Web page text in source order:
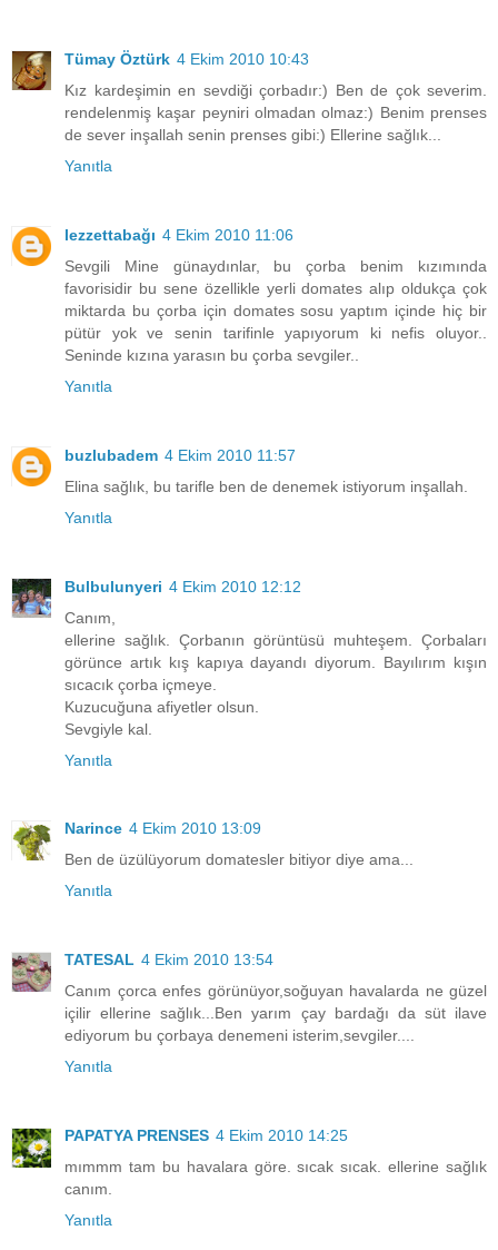
Tümay Öztürk 4 Ekim 2010 10:43
Kız kardeşimin en sevdiği çorbadır:) Ben de çok severim.
rendelenmiş kaşar peyniri olmadan olmaz:) Benim prenses
de sever inşallah senin prenses gibi:) Ellerine sağlık...
Yanıtla
lezzettabağı 4 Ekim 2010 11:06
Sevgili Mine günaydınlar, bu çorba benim kızımında
favorisidir bu sene özellikle yerli domates alıp oldukça çok
miktarda bu çorba için domates sosu yaptım içinde hiç bir
pütür yok ve senin tarifinle yapıyorum ki nefis oluyor..
Seninde kızına yarasın bu çorba sevgiler..
Yanıtla
buzlubadem 4 Ekim 2010 11:57
Elina sağlık, bu tarifle ben de denemek istiyorum inşallah.
Yanıtla
Bulbulunyeri 4 Ekim 2010 12:12
Canım,
ellerine sağlık. Çorbanın görüntüsü muhteşem. Çorbaları
görünce artık kış kapıya dayandı diyorum. Bayılırım kışın
sıcacık çorba içmeye.
Kuzucuğuna afiyetler olsun.
Sevgiyle kal.
Yanıtla
Narince 4 Ekim 2010 13:09
Ben de üzülüyorum domatesler bitiyor diye ama...
Yanıtla
TATESAL 4 Ekim 2010 13:54
Canım çorca enfes görünüyor,soğuyan havalarda ne güzel
içilir ellerine sağlık...Ben yarım çay bardağı da süt ilave
ediyorum bu çorbaya denemeni isterim,sevgiler....
Yanıtla
PAPATYA PRENSES 4 Ekim 2010 14:25
mımmm tam bu havalara göre. sıcak sıcak. ellerine sağlık
canım.
Yanıtla